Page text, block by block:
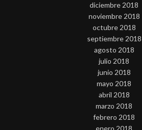
diciembre 2018
noviembre 2018
octubre 2018
septiembre 2018
agosto 2018
julio 2018
junio 2018
mayo 2018
abril 2018
marzo 2018
febrero 2018